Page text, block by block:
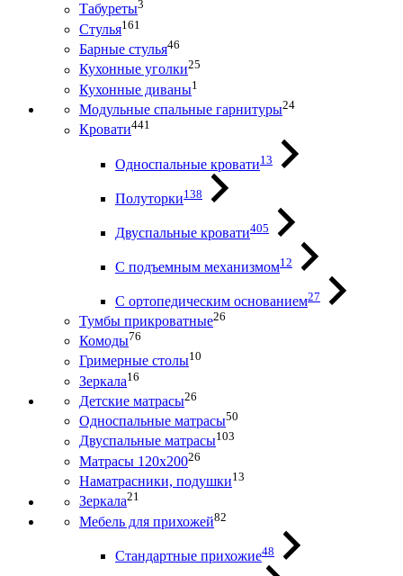
Табуреты3
Стулья161
Барные стулья46
Кухонные уголки25
Кухонные диваны1
Модульные спальные гарнитуры24
Кровати441
Односпальные кровати13
Полуторки138
Двуспальные кровати405
С подъемным механизмом12
С ортопедическим основанием27
Тумбы прикроватные26
Комоды76
Гримерные столы10
Зеркала16
Детские матрасы26
Односпальные матрасы50
Двуспальные матрасы103
Матрасы 120х20026
Наматрасники, подушки13
Зеркала21
Мебель для прихожей82
Стандартные прихожие48